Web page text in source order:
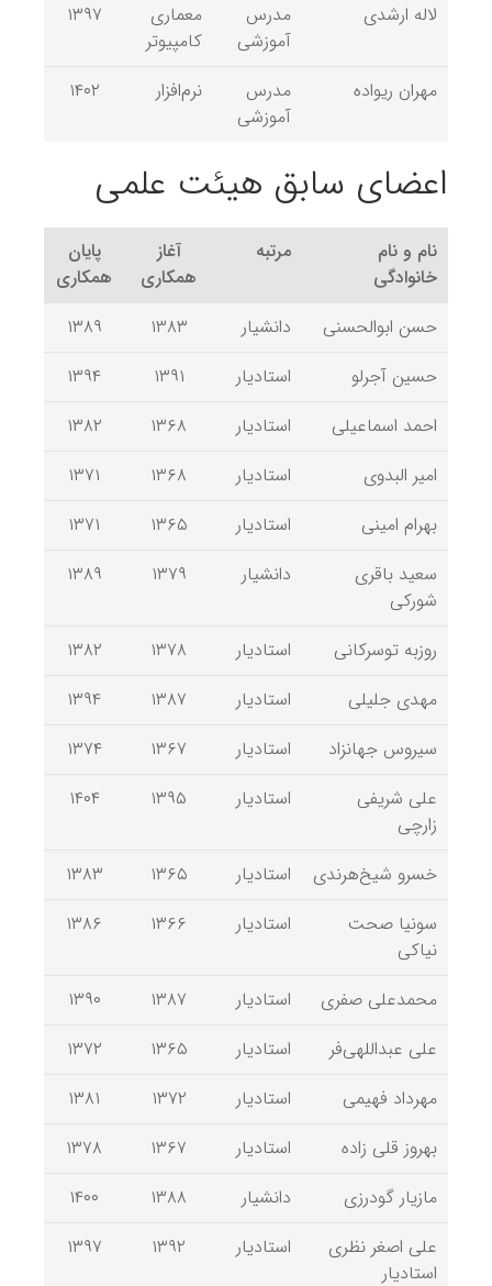
لاله ارشدی
مدرس
آموزشی
معماری
کامپیوتر
۱۳۹۷
مهران ریواده
مدرس
آموزشی
نرم‌افزار ۱۴۰۲
اعضای سابق هیئت علمی
نام و نام
خانوادگی
مرتبه
آغاز
همکاری
پایان
همکاری
حسن ابوالحسنی
دانشیار ۱۳۸۳
۱۳۸۹
حسین آجرلو
استادیار ۱۳۹۱
۱۳۹۴
احمد اسماعیلی
استادیار ۱۳۶۸
۱۳۸۲
امیر البدوی
استادیار ۱۳۶۸
۱۳۷۱
بهرام امینی
استادیار ۱۳۶۵
۱۳۷۱
سعید باقری
شورکی
دانشیار ۱۳۷۹ ۱۳۸۹
روزبه توسرکانی استادیار ۱۳۷۸
۱۳۸۲
مهدی جلیلی
استادیار ۱۳۸۷
۱۳۹۴
سیروس جهانزاد
استادیار ۱۳۶۷
۱۳۷۴
علی شریفی
زارچی
استادیار ۱۳۹۵ ۱۴۰۴
خسرو شیخ‌هرندی استادیار ۱۳۶۵
۱۳۸۳
سونیا صحت
نیاکی
استادیار ۱۳۶۶ ۱۳۸۶
محمدعلی صفری استادیار ۱۳۸۷
۱۳۹۰
علی عبداللهی‌فر
استادیار ۱۳۶۵
۱۳۷۲
مهرداد فهیمی
استادیار ۱۳۷۲
۱۳۸۱
بهروز قلی زاده
استادیار ۱۳۶۷
۱۳۷۸
مازیار گودرزی
دانشیار ۱۳۸۸
۱۴۰۰
علی اصغر نظری
استادیار
استادیار ۱۳۹۲ ۱۳۹۷